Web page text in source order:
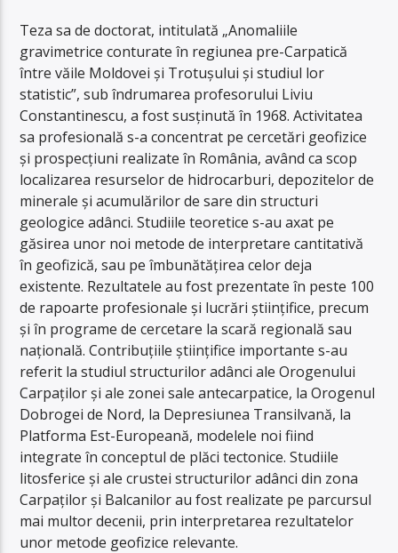
Teza sa de doctorat, intitulată „Anomaliile
gravimetrice conturate în regiunea pre-Carpatică
între văile Moldovei și Trotușului și studiul lor
statistic”, sub îndrumarea profesorului Liviu
Constantinescu, a fost susținută în 1968. Activitatea
sa profesională s-a concentrat pe cercetări geofizice
și prospecțiuni realizate în România, având ca scop
localizarea resurselor de hidrocarburi, depozitelor de
minerale și acumulărilor de sare din structuri
geologice adânci. Studiile teoretice s-au axat pe
găsirea unor noi metode de interpretare cantitativă
în geofizică, sau pe îmbunătățirea celor deja
existente. Rezultatele au fost prezentate în peste 100
de rapoarte profesionale și lucrări științifice, precum
și în programe de cercetare la scară regională sau
națională. Contribuțiile științifice importante s-au
referit la studiul structurilor adânci ale Orogenului
Carpaților și ale zonei sale antecarpatice, la Orogenul
Dobrogei de Nord, la Depresiunea Transilvană, la
Platforma Est-Europeană, modelele noi fiind
integrate în conceptul de plăci tectonice. Studiile
litosferice și ale crustei structurilor adânci din zona
Carpaților și Balcanilor au fost realizate pe parcursul
mai multor decenii, prin interpretarea rezultatelor
unor metode geofizice relevante.